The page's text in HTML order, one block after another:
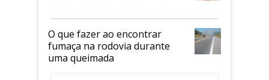
O que fazer ao encontrar
fumaça na rodovia durante
uma queimada